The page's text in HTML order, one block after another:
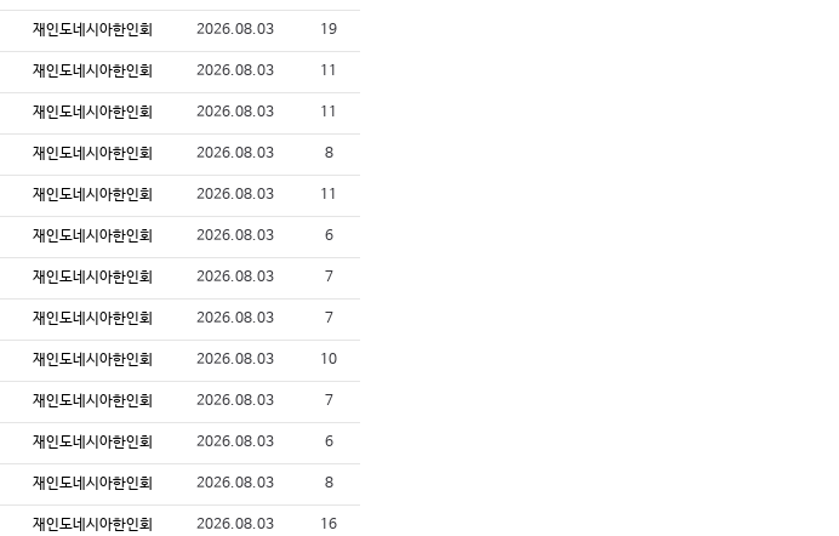
재인도네시아한인회 2026.08.03 19
재인도네시아한인회 2026.08.03 11
재인도네시아한인회 2026.08.03 11
재인도네시아한인회 2026.08.03 8
재인도네시아한인회 2026.08.03 11
재인도네시아한인회 2026.08.03 6
재인도네시아한인회 2026.08.03 7
재인도네시아한인회 2026.08.03 7
재인도네시아한인회 2026.08.03 10
재인도네시아한인회 2026.08.03 7
재인도네시아한인회 2026.08.03 6
재인도네시아한인회 2026.08.03 8
재인도네시아한인회 2026.08.03 16